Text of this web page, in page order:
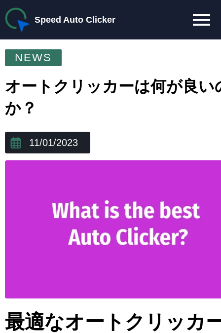
Speed Auto Clicker
NEWS
オートクリッカーは何が良い
か？
11/01/2023
最適なオートクリッカ